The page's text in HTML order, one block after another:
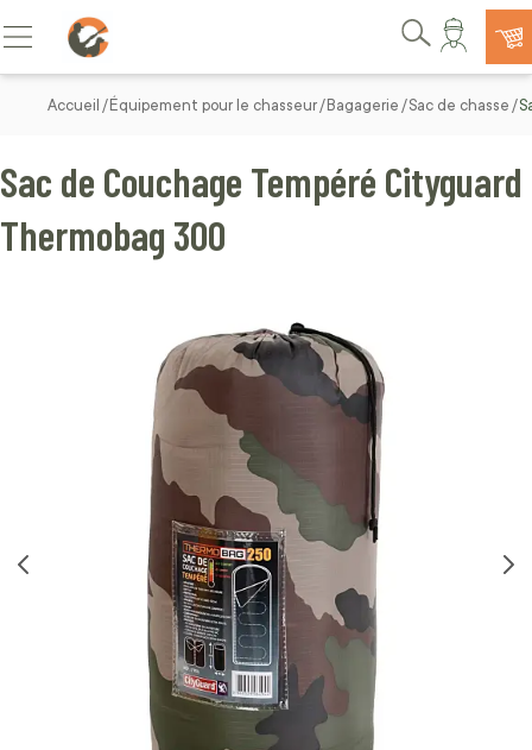
Allez au contenu
Basculer la navigation
Rechercher
Accueil Équipement pour le chasseur Bagagerie Sac de chasse
Sac de Couchage Tempéré Cityguard
Thermobag 300